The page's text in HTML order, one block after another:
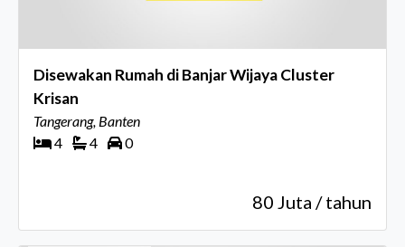
Disewakan Rumah di Banjar Wijaya Cluster
Krisan
Tangerang, Banten
4
4 0
80 Juta / tahun